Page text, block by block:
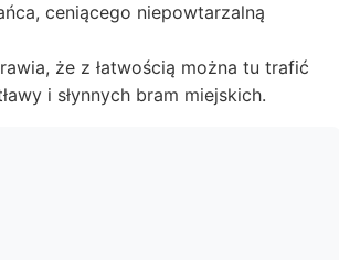
ceniącego niepowtarzalną
że z łatwością można tu trafić
i słynnych bram miejskich.